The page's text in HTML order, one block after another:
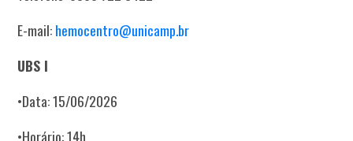
E-mail:hemocentro@unicamp.br
UBS I
•Data: 15/06/2026
•Horário: 14h